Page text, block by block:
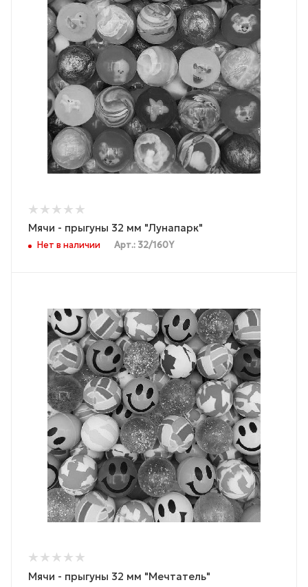
Мячи - прыгуны 32 мм "Лунапарк"
Нет в наличии Арт.: 32/160Y
Мячи - прыгуны 32 мм "Мечтатель"